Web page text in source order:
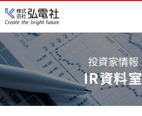
投資家情報
IR資料室